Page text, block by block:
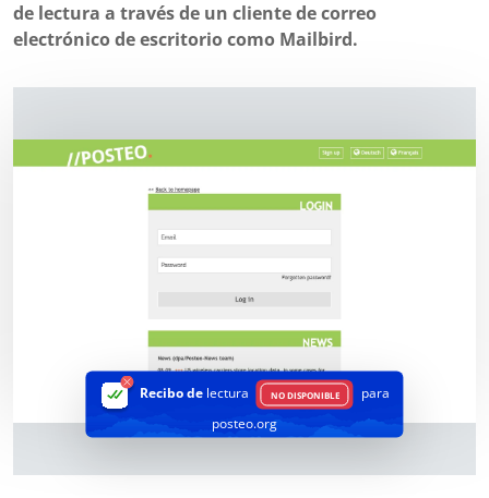
de lectura a través de un cliente de correo
electrónico de escritorio como Mailbird.
Recibo delectura NO DISPONIBLE
para
posteo.org